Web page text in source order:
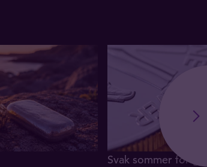
Svak sommer for